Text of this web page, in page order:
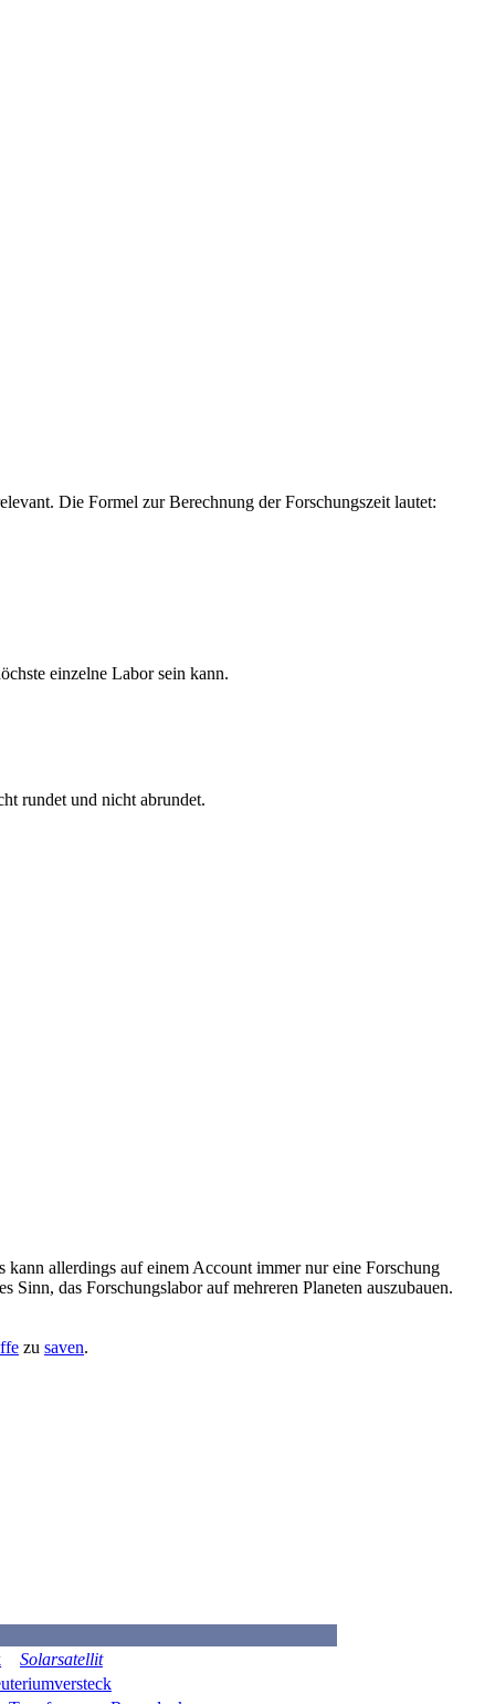
Die Formel zur Berechnung der Forschungszeit lautet:
einzelne Labor sein kann.
rundet und nicht abrundet.
kann allerdings auf einem Account immer nur eine Forschung
das Forschungslabor auf mehreren Planeten auszubauen.
zu saven.
Solarsatellit